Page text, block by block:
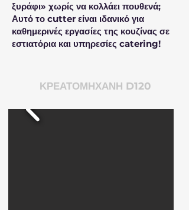
ξυράφι» χωρίς να κολλάει πουθενά;
Αυτό το cutter είναι ιδανικό για
καθημερινές εργασίες της κουζίνας σε
εστιατόρια και υπηρεσίες catering!
ΚΡΕΑΤΟΜΗΧΑΝΗ D120